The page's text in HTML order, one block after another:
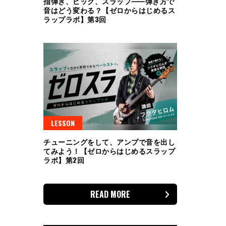
音はどう変わる？【ゼロからはじめるス
ラップラボ】第3回
LESSON
チューニングをして、アンプで音を出し
てみよう！【ゼロからはじめるスラップ
ラボ】第2回
READ MORE